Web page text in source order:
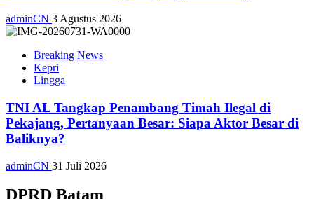
adminCN 3 Agustus 2026
Breaking News
Kepri
Lingga
TNI AL Tangkap Penambang Timah Ilegal di
Pekajang, Pertanyaan Besar: Siapa Aktor Besar di
Baliknya?
adminCN 31 Juli 2026
DPRD Batam